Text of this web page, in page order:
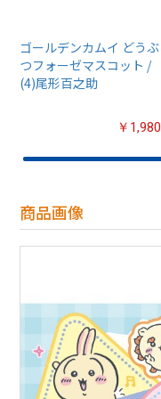
ゴールデンカムイ どうぶ
つフォーゼマスコット /
(4)尾形百之助
￥1,980
商品画像